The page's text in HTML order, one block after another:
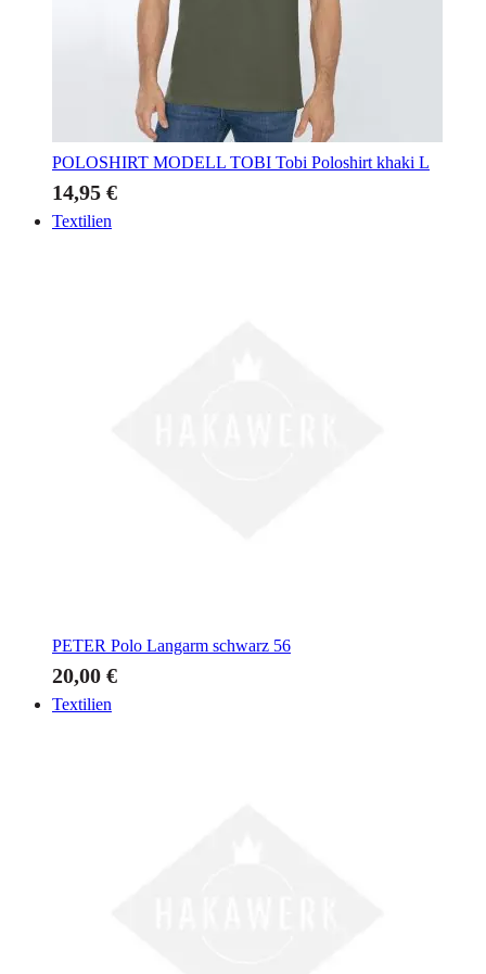
POLOSHIRT MODELL TOBI Tobi Poloshirt khaki L
14,95 €
Textilien
PETER Polo Langarm schwarz 56
20,00 €
Textilien